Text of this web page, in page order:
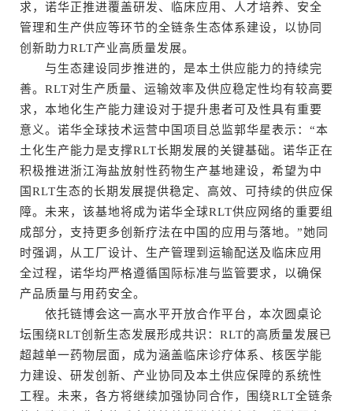
求，诺华正推进覆盖研发、临床应用、人才培养、安全
管理和生产供应等环节的全链条生态体系建设，以协同
创新助力RLT产业高质量发展。
与生态建设同步推进的，是本土供应能力的持续完
善。RLT对生产质量、运输效率及供应稳定性均有较高要
求，本地化生产能力建设对于提升患者可及性具有重要
意义。诺华全球技术运营中国项目总监郭华星表示：“本
土化生产能力是支撑RLT长期发展的关键基础。诺华正在
积极推进浙江海盐放射性药物生产基地建设，希望为中
国RLT生态的长期发展提供稳定、高效、可持续的供应保
障。未来，该基地将成为诺华全球RLT供应网络的重要组
成部分，支持更多创新疗法在中国的应用与落地。”她同
时强调，从工厂设计、生产管理到运输配送及临床应用
全过程，诺华均严格遵循国际标准与监管要求，以确保
产品质量与用药安全。
依托链博会这一高水平开放合作平台，本次圆桌论
坛围绕RLT创新生态发展形成共识：RLT的高质量发展已
超越单一药物层面，成为涵盖临床诊疗体系、核医学能
力建设、研发创新、产业协同及本土供应保障的系统性
工程。未来，各方将继续加强协同合作，围绕RLT全链条